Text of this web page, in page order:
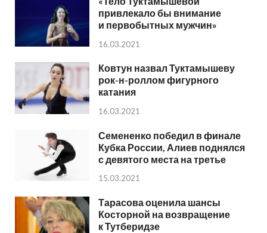
привлекало бы внимание
и первобытных мужчин»
16.03.2021
Ковтун назвал Туктамышеву
рок-н-роллом фигурного
катания
16.03.2021
Семененко победил в финале
Кубка России, Алиев поднялся
с девятого места на третье
15.03.2021
Тарасова оценила шансы
Косторной на возвращение
к Тутберидзе